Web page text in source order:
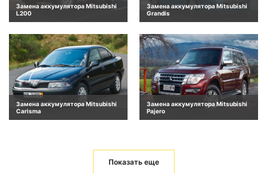
Замена аккумулятора Mitsubishi
L200
Замена аккумулятора Mitsubishi
Grandis
Замена аккумулятора Mitsubishi
Carisma
Замена аккумулятора Mitsubishi
Pajero
Показать еще